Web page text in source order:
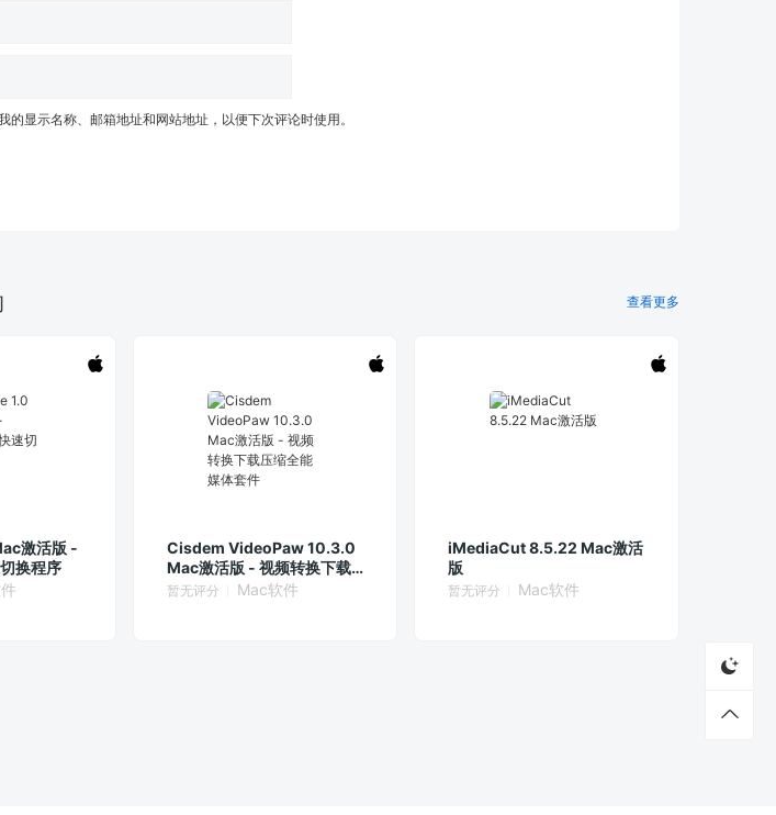
的显示名称、邮箱地址和网站地址，以便下次评论时使用。
查看更多
激活版 -
换程序
Cisdem VideoPaw 10.3.0
Mac激活版 - 视频转换下载
压缩全能媒体套件
暂无评分 Mac软件
iMediaCut 8.5.22 Mac激活
版
暂无评分 Mac软件